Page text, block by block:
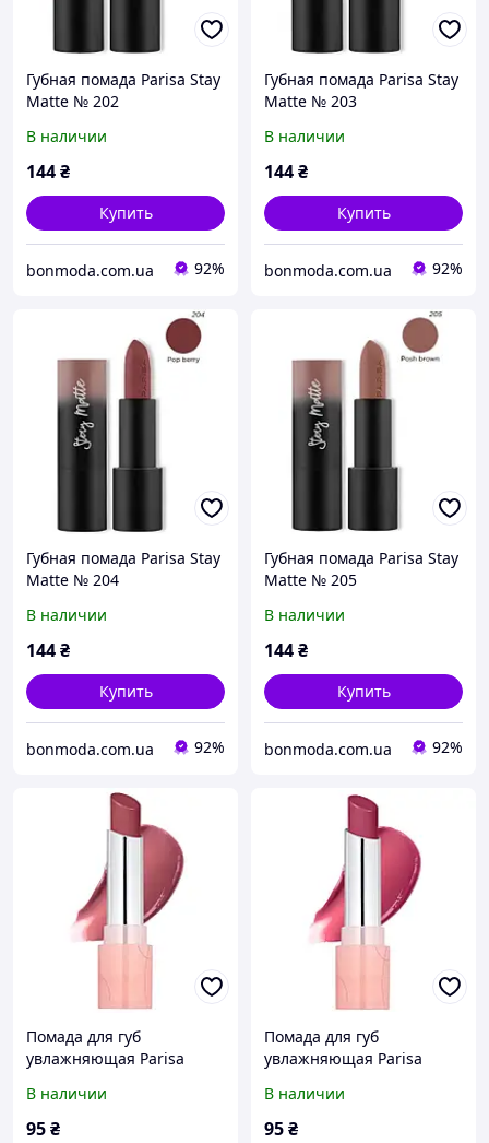
Губная помада Parisa Stay
Matte № 202
В наличии
144₴
Купить
bonmoda.com.ua 92%
Губная помада Parisa Stay
Matte № 203
В наличии
144₴
Купить
bonmoda.com.ua 92%
Губная помада Parisa Stay
Matte № 204
В наличии
144₴
Купить
bonmoda.com.ua 92%
Губная помада Parisa Stay
Matte № 205
В наличии
144₴
Купить
bonmoda.com.ua 92%
Помада для губ
увлажняющая Parisa
601 "Rare Nude"
В наличии
95₴
Помада для губ
увлажняющая Parisa
603 "Fever pink"
В наличии
95₴